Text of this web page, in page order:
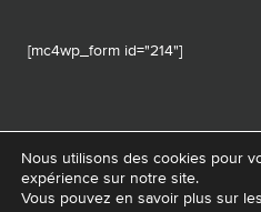
[mc4wp_form id="214"]
© 2026 Tous droits réservés -
Nous utilisons des cookies pour
expérience sur notre site.
Vous pouvez en savoir plus sur